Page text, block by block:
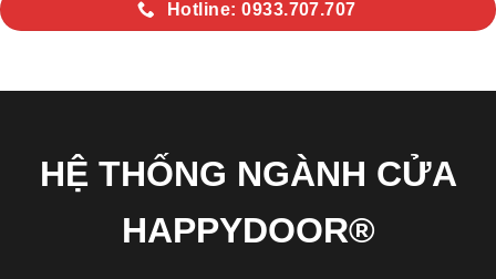
Hotline: 0933.707.707
HỆ THỐNG NGÀNH CỬA
HAPPYDOOR®